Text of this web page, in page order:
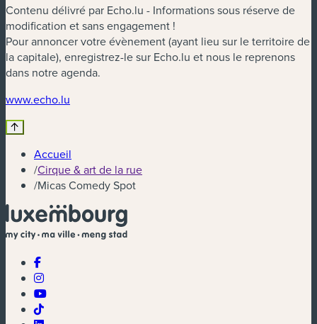
Contenu délivré par Echo.lu - Informations sous réserve de
modification et sans engagement !
Pour annoncer votre évènement (ayant lieu sur le territoire de
la capitale), enregistrez-le sur Echo.lu et nous le reprenons
dans notre agenda.
www.echo.lu
Accueil
/Cirque & art de la rue
/Micas Comedy Spot